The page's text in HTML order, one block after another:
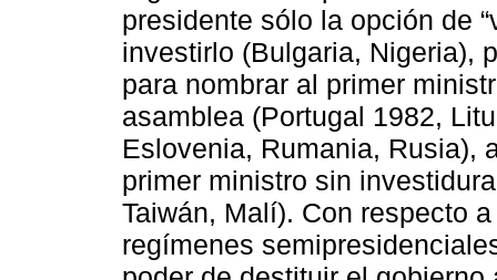
presidente sólo la opción de
investirlo (Bulgaria, Nigeria),
para nombrar al primer
asamblea (Portugal 1982,
Eslovenia, Rumania, Rusia),
primer ministro sin
Taiwán, Malí). Con respecto
regímenes